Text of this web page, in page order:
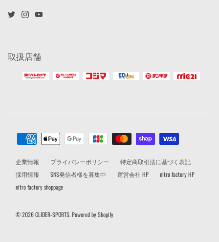
取扱店舗
企業情報 プライバシーポリシー
特定商取引法に基づく表記
採用情報
SNS発信者様を募集中 運営会社 HP
nitro factory HP
nitro factory shoppage
© 2026GLIDER-SPORTS.Powered by Shopify